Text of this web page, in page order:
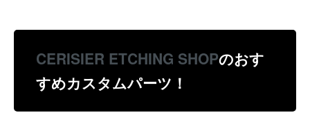
CERISIER ETCHING SHOPのおす
すめカスタムパーツ！